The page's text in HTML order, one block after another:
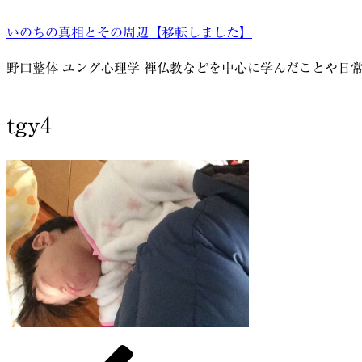
ン
ン
ス
ッ
プ
いのちの真相とその周辺【移転しました】
野口整体 ユング心理学 禅仏教などを中心に学んだことや日
tgy4